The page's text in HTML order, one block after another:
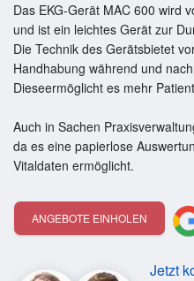
Das EKG-Gerät MAC 600 wird
und ist ein leichtes Gerät zur
Die Technik des Gerätsbietet
Handhabung während und
Dieseermöglicht es mehr
Auch in Sachen
da es eine papierlose
Vitaldaten ermöglicht.
ANGEBOTE EINHOLEN
Jetzt